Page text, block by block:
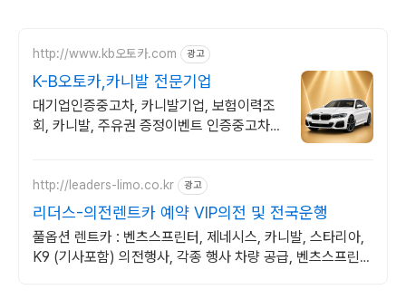
http://www.kb오토카.com 광고
K-B오토카,카니발 전문기업
대기업인증중고차, 카니발기업, 보험이력조
회, 카니발, 주유권 증정이벤트 인증중고차 7
http://leaders-limo.co.kr 광고
리더스-의전렌트카 예약 VIP의전 및 전국운행
풀옵션 렌트카 : 벤츠스프린터, 제네시스, 카니발, 스타리아,
K9 (기사포함) 의전행사, 각종 행사 차량 공급, 벤츠스프린